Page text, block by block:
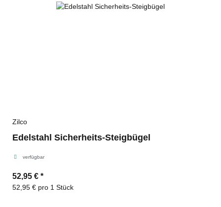
Zilco
Edelstahl Sicherheits-Steigbügel
verfügbar
52,95 € *
52,95 € pro 1 Stück